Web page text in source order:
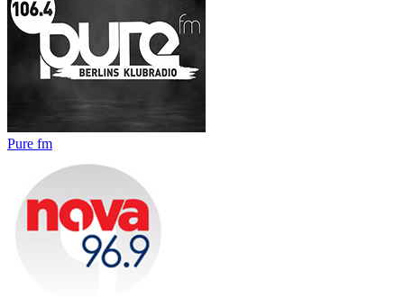
Pure fm